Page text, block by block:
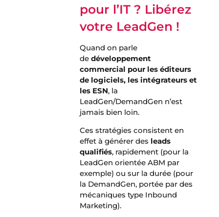
pour l’IT ? Libérez
votre LeadGen !
Quand on parle
dedéveloppement
commercial pour les éditeurs
de logiciels, les intégrateurs et
les ESN, la
LeadGen/DemandGen n’est
jamais bien loin.
Ces stratégies consistent en
effet à générer des leads
qualifiés, rapidement (pour la
LeadGen orientée ABM par
exemple) ou sur la durée (pour
la DemandGen, portée par des
mécaniques type Inbound
Marketing).